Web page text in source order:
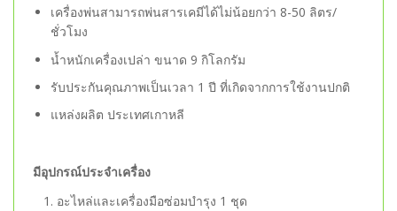
เครื่องพ่นสามารถพ่นสารเคมีได้ไม่น้อยกว่า 8-50 ลิตร/
ชั่วโมง
น้ำหนักเครื่องเปล่า ขนาด 9 กิโลกรัม
รับประกันคุณภาพเป็นเวลา 1 ปี ที่เกิดจากการใช้งานปกติ
แหล่งผลิต ประเทศเกาหลี
มีอุปกรณ์ประจำเครื่อง
1. อะไหล่และเครื่องมือซ่อมบำรุง 1 ชุด